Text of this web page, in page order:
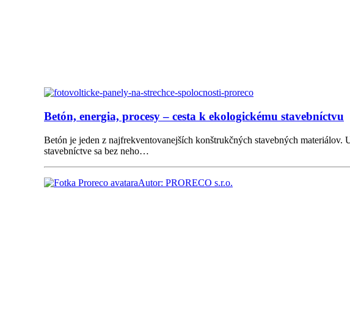
Betón, energia, procesy – cesta k ekologickému stavebníctvu
Betón je jeden z najfrekventovanejších konštrukčných stavebných
stavebníctve sa bez neho…
Autor: PRORECO s.r.o.